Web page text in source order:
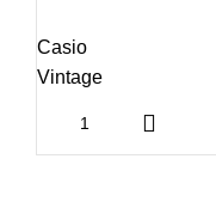
Casio
Vintage